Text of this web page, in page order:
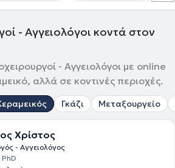
- Αγγειολόγοι κοντά στον
- Αγγειολόγοι με online
αλλά σε κοντινές περιοχές.
Γκάζι Μεταξουργείο
Χρίστος
- Αγγειολόγος
PhD